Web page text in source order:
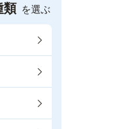
類 を選ぶ